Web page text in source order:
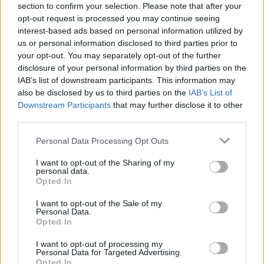
section to confirm your selection. Please note that after your
opt-out request is processed you may continue seeing
interest-based ads based on personal information utilized by
us or personal information disclosed to third parties prior to
your opt-out. You may separately opt-out of the further
disclosure of your personal information by third parties on the
IAB’s list of downstream participants. This information may
also be disclosed by us to third parties on the IAB’s List of
Downstream Participants that may further disclose it to other
Personal Data Processing Opt Outs
I want to opt-out of the Sharing of my
personal data.
Opted In
I want to opt-out of the Sale of my
Personal Data.
Opted In
I want to opt-out of processing my
Personal Data for Targeted Advertising.
από αμέλεια
ΠΡΙΝ 11 ΏΡΕΣ
Ο ιδιοκτήτης της επιχείρησης κρατείται
και αναμένεται να οδηγηθεί στον
εισαγγελέα, ενώ οι γονείς του παιδιού
αφέθηκαν ελεύθεροι μετά τη
σχηματισθείσα δικογραφία.
Πανικός στο αεροδρόμιο της
Ατλάντα: Εκκενώθηκε
αεροσκάφος με τσουλήθρες
έκτακτης ανάγκης
Πτήση με προορισμό το Ορλάντο
το Boeing 757 στον τροχόδρομο.
2026‑2027: Ποια ΑΦΜ
υποβάλλουν αιτήσεις σήμερα